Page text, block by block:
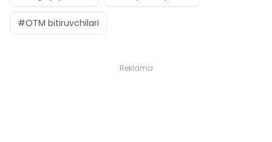
#OTM bitiruvchilari
Reklama